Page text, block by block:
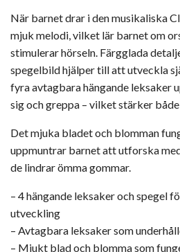
När barnet drar i den musikaliska
mjuk melodi, vilket lär barnet om
stimulerar hörseln. Färgglada
spegelbild hjälper till att utveckla
fyra avtagbara hängande leksaker
sig och greppa – vilket stärker
Det mjuka bladet och blomman
uppmuntrar barnet att utforska
de lindrar ömma gommar.
– 4 hängande leksaker och spegel
utveckling
– Avtagbara leksaker som
– Mjukt blad och blomma som